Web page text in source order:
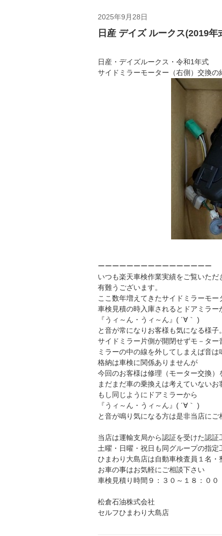
2025年9月28日
日産 デイズ ルークス(2019
日産・デイズルークス・令和1年式
サイドミラーモーター（右側）交換の
ーーーーーーーーーーーーーーーー
いつも楽天車検作業実績をご覧いただ
有難うございます。
ここ数年増えてきたサイドミラーモー
車検見積の時入庫されるとドアミラー
『うィ～ん・うィ～ん』( ´∀｀ )
と音が常になりお客様も気になる様子。
サイドミラー片側が開閉せずモ－タ
ミラーの中の線を外してしまえば音
格納は車検に関係ありませんが
今回のお客様は修理（モーター交換）
まだまだ車の乗換えは考えていない
もし同じようにドアミラーから
『うィ～ん・うィ～ん』( ´∀｀ )
と音が鳴り気になる方は是非当店にご
当店は運輸支局から認証を受けた認証
土曜・日曜・祝日も同グループの指定
ひまわり大島店は自動車検査員１名
お車の事はお気軽にご相談下さい
車検見積り時間９：３０～１８：００
松倉石油株式会社
セルフひまわり大島店